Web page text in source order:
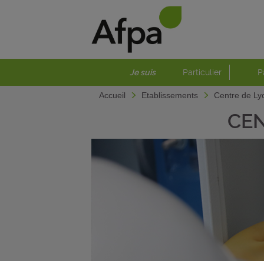
Je suis Particulier
Accueil Etablissements Centre de